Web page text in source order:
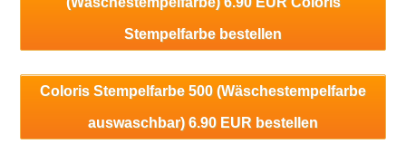
Stempelfarbe bestellen
Coloris Stempelfarbe 500 (Wäschestempelfarbe
auswaschbar) 6.90 EUR bestellen